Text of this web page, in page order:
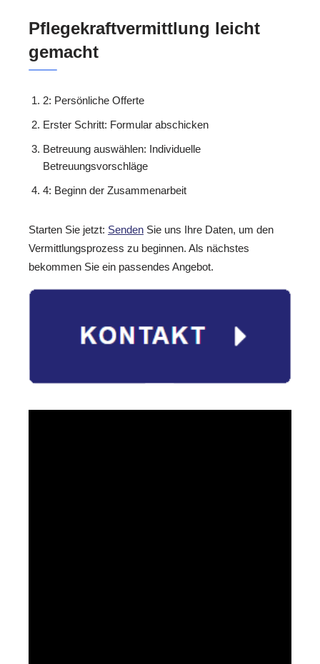
Pflegekraftvermittlung leicht
gemacht
2: Persönliche Offerte
Erster Schritt: Formular abschicken
Betreuung auswählen: Individuelle
Betreuungsvorschläge
4: Beginn der Zusammenarbeit
Starten Sie jetzt: Senden Sie uns Ihre Daten, um den
Vermittlungsprozess zu beginnen. Als nächstes
bekommen Sie ein passendes Angebot.